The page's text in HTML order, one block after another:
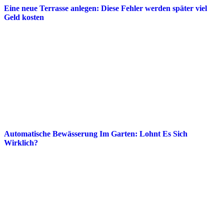
Eine neue Terrasse anlegen: Diese Fehler werden später viel
Geld kosten
Automatische Bewässerung Im Garten: Lohnt Es Sich
Wirklich?